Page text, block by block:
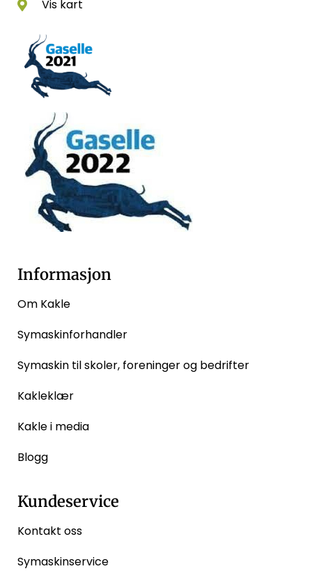
Vis kart
Informasjon
Om Kakle
Symaskinforhandler
Symaskin til skoler, foreninger og bedrifter
Kakleklær
Kakle i media
Blogg
Kundeservice
Kontakt oss
Symaskinservice